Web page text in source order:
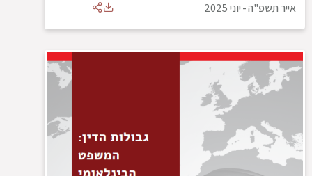
אייר תשפ"ה-יוני 2025